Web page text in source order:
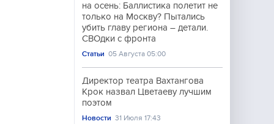
на осень: Баллистика полетит не
только на Москву? Пытались
убить главу региона – детали.
СВОдки с фронта
Статьи 05 Августа 05:00
Директор театра Вахтангова
Крок назвал Цветаеву лучшим
поэтом
Новости 31 Июля 17:43